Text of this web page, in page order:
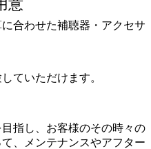
意
合わせた補聴器・アクセサ
ていただけます。
指し、お客様のその時々の
、メンテナンスやアフター